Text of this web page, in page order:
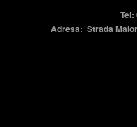
Tel:
Adresa: Strada